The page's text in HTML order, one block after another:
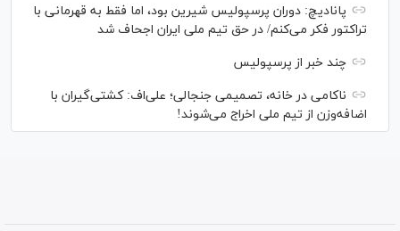
پانادیچ: دوران پرسپولیس شیرین بود، اما فقط به قهرمانی با
تراکتور فکر می‌کنم/ در حق تیم ملی ایران اجحاف شد
چند خبر از پرسپولیس
ناکامی در خانه، تصمیمی جنجالی؛ علی‌اف: کشتی‌گیران با
اضافه‌وزن از تیم ملی اخراج می‌شوند!